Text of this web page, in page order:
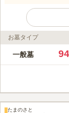
ライフドット編集部
八王子浄
院です。
口コミ評価
お墓タイプ
一般墓
たまのさと